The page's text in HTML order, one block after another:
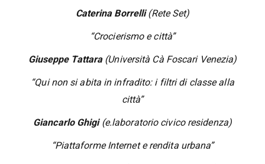
Caterina Borrelli(Rete Set)
“Crocierismo e città”
Giuseppe Tattara (Università Cà Foscari Venezia)
“Qui non si abita in infradito: i filtri di classe alla
città”
Giancarlo Ghigi (e.laboratorio civico residenza)
“Piattaforme Internet e rendita urbana”